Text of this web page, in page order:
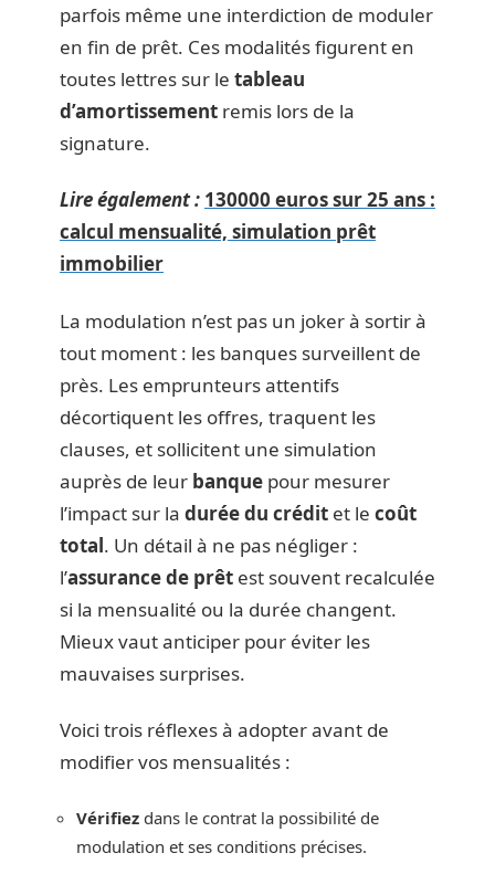
parfois même une interdiction de moduler
en fin de prêt. Ces modalités figurent en
toutes lettres sur le tableau
d’amortissement remis lors de la
signature.
Lire également : 130000 euros sur 25 ans :
calcul mensualité, simulation prêt
immobilier
La modulation n’est pas un joker à sortir à
tout moment : les banques surveillent de
près. Les emprunteurs attentifs
décortiquent les offres, traquent les
clauses, et sollicitent une simulation
auprès de leur banque pour mesurer
l’impact sur la durée du crédit et le coût
total. Un détail à ne pas négliger :
l’assurance de prêt est souvent recalculée
si la mensualité ou la durée changent.
Mieux vaut anticiper pour éviter les
mauvaises surprises.
Voici trois réflexes à adopter avant de
modifier vos mensualités :
Vérifiez dans le contrat la possibilité de
modulation et ses conditions précises.